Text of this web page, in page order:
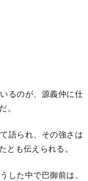
るのが、源義仲に仕
だ。
語られ、その強さは
とも伝えられる。
した中で巴御前は、